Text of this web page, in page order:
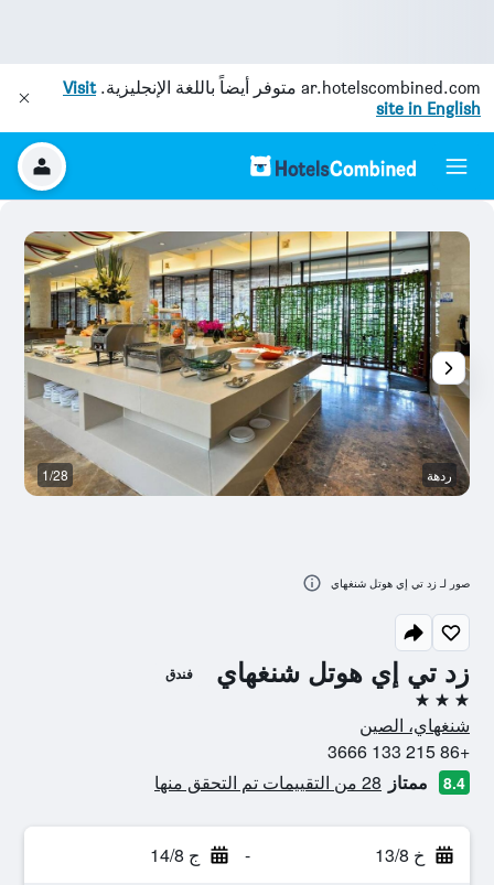
ar.hotelscombined.com متوفر أيضاً باللغة الإنجليزية.Visit
site in English
زد تي إي هوتل شنغهاي فندق
3 نجوم
شنغهاي، الصين
+86 215 133 3666
8.4 ممتاز 28 من التقييمات تم التحقق منها
خ 13/8 - ج 14/8
ردهة 1/28
صور لـ زد تي إي هوتل شنغهاي